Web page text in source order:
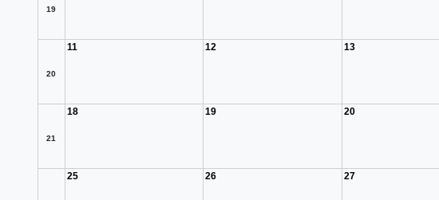
19
20
11 12 13
21
18 19 20
25 26 27